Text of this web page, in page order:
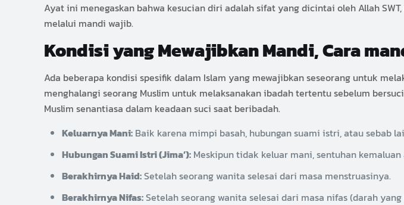
Ayat ini menegaskan bahwa kesucian diri adalah sifat yang dicintai oleh Allah
melalui mandi wajib.
Kondisi yang Mewajibkan Mandi, Cara
Ada beberapa kondisi spesifik dalam Islam yang mewajibkan seseorang untuk
menghalangi seorang Muslim untuk melaksanakan ibadah tertentu sebelum
Muslim senantiasa dalam keadaan suci saat beribadah.
Keluarnya Mani: Baik karena mimpi basah, hubungan suami istri, atau sebab
Hubungan Suami Istri (Jima’): Meskipun tidak keluar mani, sentuhan
Berakhirnya Haid:Setelah seorang wanita selesai dari masa menstruasinya.
Berakhirnya Nifas:Setelah seorang wanita selesai dari masa nifas (darah